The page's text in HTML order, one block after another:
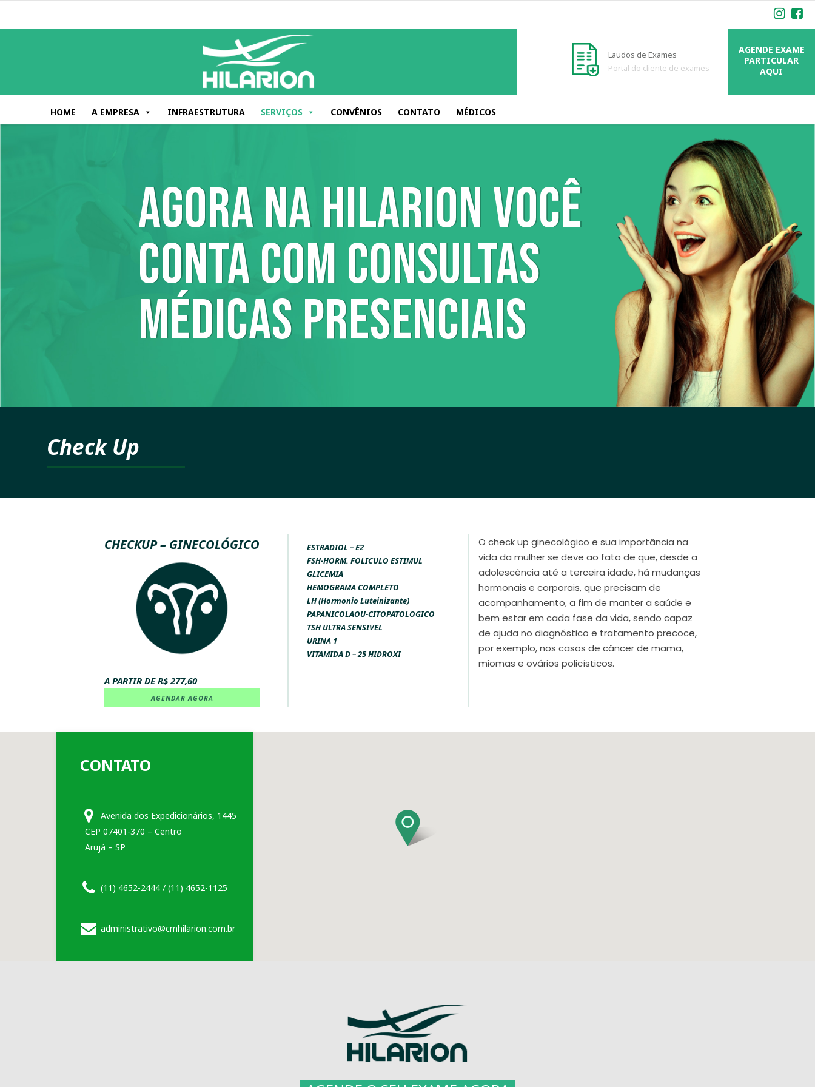
Laudos de Exames
Portal do cliente de exames
AGENDE EXAME
PARTICULAR
AQUI
HOME A EMPRESA INFRAESTRUTURA SERVIÇOS CONVÊNIOS CONTATO MÉDICOS
AGORA NA HILARION VOCÊ
CONTA COM CONSULTAS
MÉDICAS PRESENCIAIS
Check Up
CHECKUP – GINECOLÓGICO
A PARTIR DE R$ 277,60
AGENDAR AGORA
ESTRADIOL – E2
FSH-HORM. FOLICULO ESTIMUL
GLICEMIA
HEMOGRAMA COMPLETO
LH (Hormonio Luteinizante)
PAPANICOLAOU-CITOPATOLOGICO
TSH ULTRA SENSIVEL
URINA 1
VITAMIDA D – 25 HIDROXI
O check up ginecológico e sua importância na
vida da mulher se deve ao fato de que, desde a
adolescência até a terceira idade, há mudanças
hormonais e corporais, que precisam de
acompanhamento, a fim de manter a saúde e
bem estar em cada fase da vida, sendo capaz
de ajuda no diagnóstico e tratamento precoce,
por exemplo, nos casos de câncer de mama,
miomas e ovários policísticos.
CONTATO
Avenida dos Expedicionários, 1445
CEP 07401-370 – Centro
Arujá – SP
(11) 4652-2444 / (11) 4652-1125
administrativo@cmhilarion.com.br